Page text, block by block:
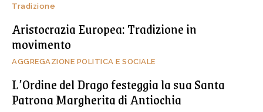
Tradizione
Aristocrazia Europea: Tradizione in
movimento
AGGREGAZIONE POLITICA E SOCIALE
L’Ordine del Drago festeggia la sua Santa
Patrona Margherita di Antiochia